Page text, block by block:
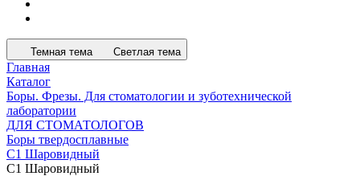
Темная тема Светлая тема
Главная
Каталог
Боры. Фрезы. Для стоматологии и зуботехнической
лаборатории
ДЛЯ СТОМАТОЛОГОВ
Боры твердосплавные
C1 Шаровидный
C1 Шаровидный